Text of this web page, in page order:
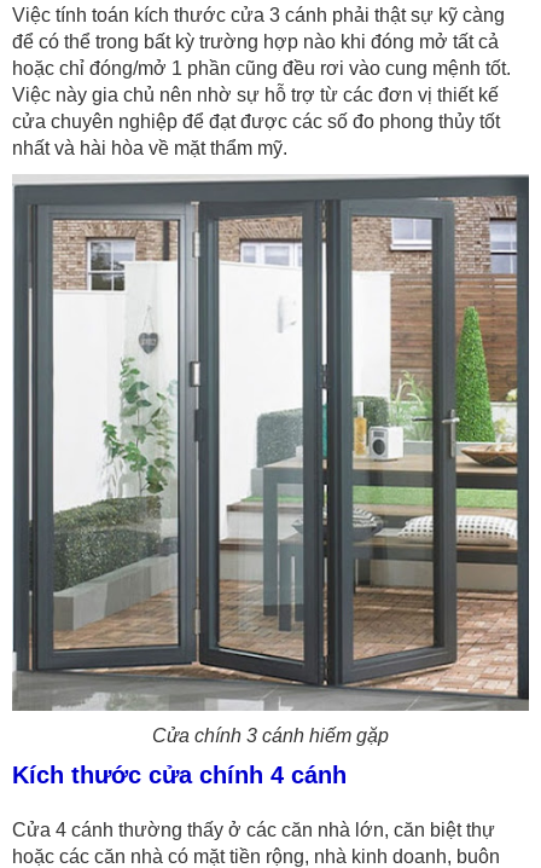
Việc tính toán kích thước cửa 3 cánh phải thật sự kỹ càng
để có thể trong bất kỳ trường hợp nào khi đóng mở tất cả
hoặc chỉ đóng/mở 1 phần cũng đều rơi vào cung mệnh tốt.
Việc này gia chủ nên nhờ sự hỗ trợ từ các đơn vị thiết kế
cửa chuyên nghiệp để đạt được các số đo phong thủy tốt
nhất và hài hòa về mặt thẩm mỹ.
Cửa chính 3 cánh hiếm gặp
Kích thước cửa chính 4 cánh
Cửa 4 cánh thường thấy ở các căn nhà lớn, căn biệt thự
hoặc các căn nhà có mặt tiền rộng, nhà kinh doanh, buôn